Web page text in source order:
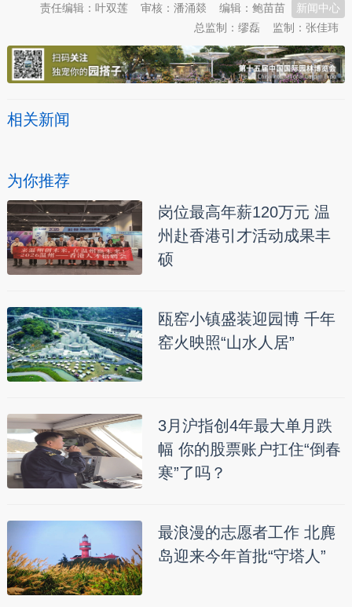
新闻中心
编辑：鲍苗苗
审核：潘涌燚
责任编辑：叶双莲
监制：张佳玮
总监制：缪磊
相关新闻
为你推荐
岗位最高年薪120万元 温
州赴香港引才活动成果丰
硕
瓯窑小镇盛装迎园博 千年
窑火映照“山水人居”
3月沪指创4年最大单月跌
幅 你的股票账户扛住“倒春
寒”了吗？
最浪漫的志愿者工作 北麂
岛迎来今年首批“守塔人”